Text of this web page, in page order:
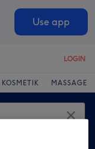
Use app
LOGIN
KOSMETIK MASSAGE